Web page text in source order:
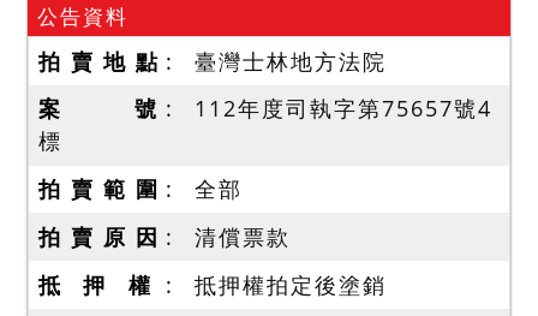
公告資料
拍 賣 地 點
臺灣士林地方法院
案 號
112年度司執字第75657號4
標
拍 賣 範 圍
全部
拍 賣 原 因
清償票款
抵 押 權
抵押權拍定後塗銷